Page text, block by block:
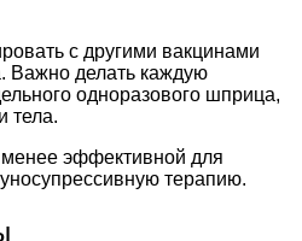
с другими вакцинами
Важно делать каждую
одноразового шприца,
тела.
эффективной для
терапию.